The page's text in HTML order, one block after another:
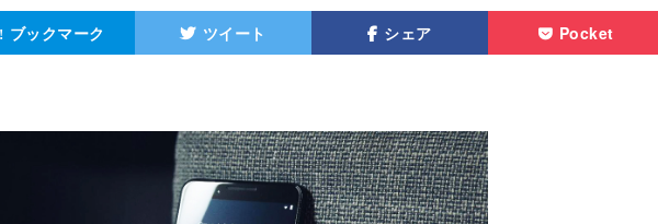
ブックマーク ツイート シェア Pocket